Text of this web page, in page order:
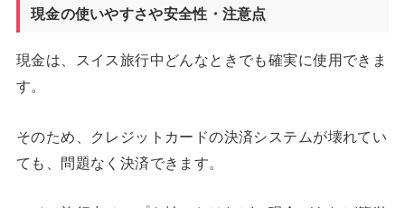
現金の使いやすさや安全性・注意点
現金は、スイス旅行中どんなときでも確実に使用できま
す。
そのため、クレジットカードの決済システムが壊れてい
ても、問題なく決済できます。